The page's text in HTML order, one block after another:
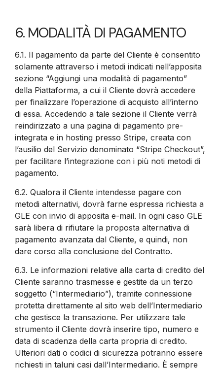
6. MODALITÀ DI PAGAMENTO
6.1. Il pagamento da parte del Cliente è consentito
solamente attraverso i metodi indicati nell’apposita
sezione “Aggiungi una modalità di pagamento”
della Piattaforma, a cui il Cliente dovrà accedere
per finalizzare l’operazione di acquisto all’interno
di essa. Accedendo a tale sezione il Cliente verrà
reindirizzato a una pagina di pagamento pre-
integrata e in hosting presso Stripe, creata con
l’ausilio del Servizio denominato “Stripe Checkout”,
per facilitare l’integrazione con i più noti metodi di
pagamento.
6.2. Qualora il Cliente intendesse pagare con
metodi alternativi, dovrà farne espressa richiesta a
GLE con invio di apposita e-mail. In ogni caso GLE
sarà libera di rifiutare la proposta alternativa di
pagamento avanzata dal Cliente, e quindi, non
dare corso alla conclusione del Contratto.
6.3. Le informazioni relative alla carta di credito del
Cliente saranno trasmesse e gestite da un terzo
soggetto (“Intermediario”), tramite connessione
protetta direttamente al sito web dell’Intermediario
che gestisce la transazione. Per utilizzare tale
strumento il Cliente dovrà inserire tipo, numero e
data di scadenza della carta propria di credito.
Ulteriori dati o codici di sicurezza potranno essere
richiesti in taluni casi dall’Intermediario. È sempre